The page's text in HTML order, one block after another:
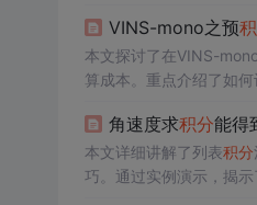
VINS-mono之预
本文探讨了在VINS-
算成本。重点介绍了如
角速度求积分能得
本文详细讲解了列表积分
巧。通过实例演示，揭